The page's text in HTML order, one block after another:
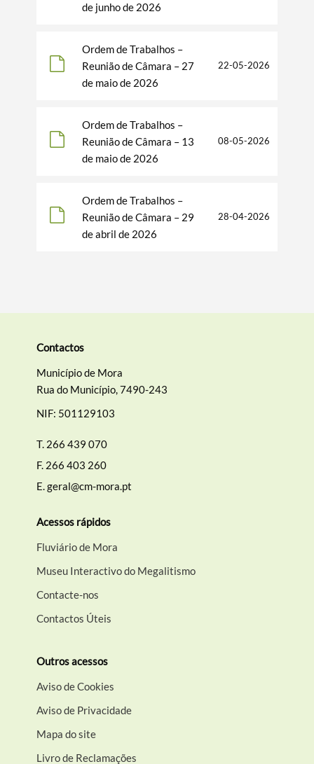
Categorias gerais
de junho de 2026
Ordem de Trabalhos –
Reunião de Câmara – 27
de maio de 2026
22-05-2026
Ordem de Trabalhos –
Reunião de Câmara – 13
de maio de 2026
08-05-2026
Ordem de Trabalhos –
Reunião de Câmara – 29
de abril de 2026
28-04-2026
Contactos
Município de Mora
Rua do Município, 7490-243
NIF: 501129103
T. 266 439 070
F. 266 403 260
E.geral@cm-mora.pt
Acessos rápidos
Fluviário de Mora
Museu Interactivo do Megalitismo
Contacte-nos
Contactos Úteis
Outros acessos
Aviso de Cookies
Aviso de Privacidade
Mapa do site
Livro de Reclamações